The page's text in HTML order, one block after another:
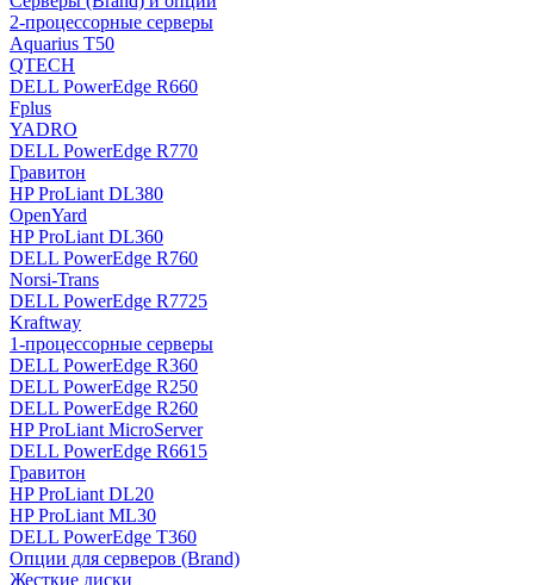
2-процессорные серверы
Aquarius T50
QTECH
DELL PowerEdge R660
Fplus
YADRO
DELL PowerEdge R770
Гравитон
HP ProLiant DL380
OpenYard
HP ProLiant DL360
DELL PowerEdge R760
Norsi-Trans
DELL PowerEdge R7725
Kraftway
1-процессорные серверы
DELL PowerEdge R360
DELL PowerEdge R250
DELL PowerEdge R260
HP ProLiant MicroServer
DELL PowerEdge R6615
Гравитон
HP ProLiant DL20
HP ProLiant ML30
DELL PowerEdge T360
Опции для серверов (Brand)
Жесткие диски